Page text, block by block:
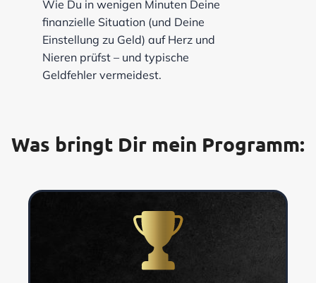
Wie Du in wenigen Minuten Deine
finanzielle Situation (und Deine
Einstellung zu Geld) auf Herz und
Nieren prüfst – und typische
Geldfehler vermeidest.
Was bringt Dir mein Programm: